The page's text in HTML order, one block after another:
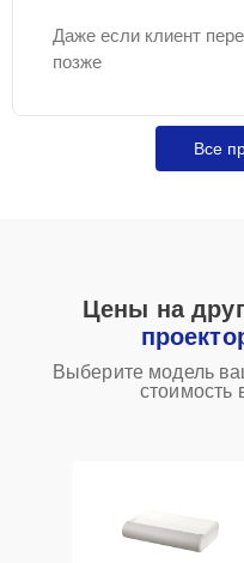
Даже если клиент
позже
Все
Цены на
Выберите модель
стоимость